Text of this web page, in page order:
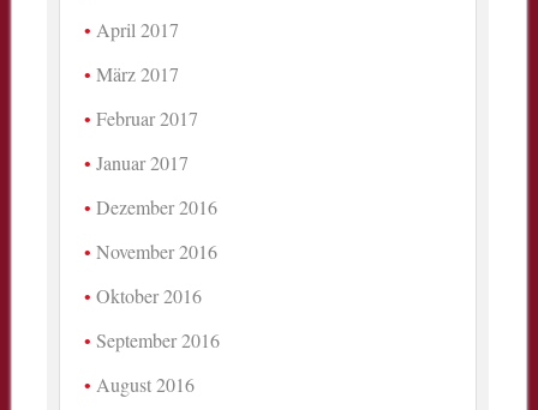
April 2017
März 2017
Februar 2017
Januar 2017
Dezember 2016
November 2016
Oktober 2016
September 2016
August 2016